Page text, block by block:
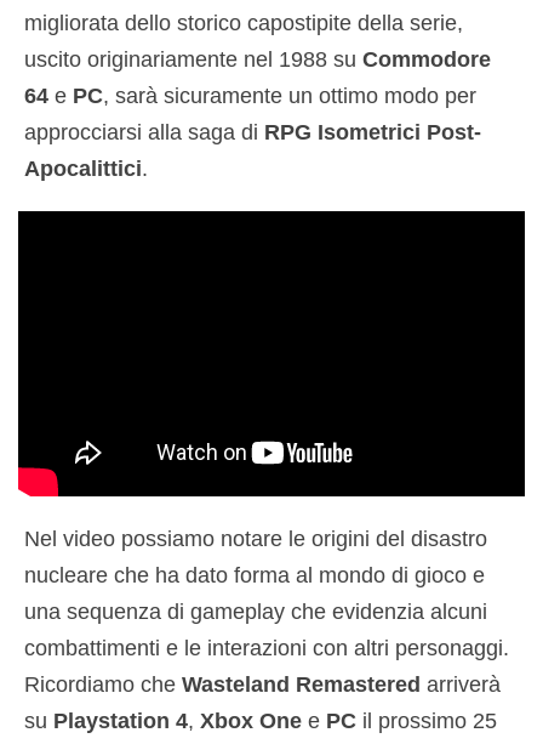
migliorata dello storico capostipite della serie,
uscito originariamente nel 1988 su Commodore
64 e PC, sarà sicuramente un ottimo modo per
approcciarsi alla saga di RPG Isometrici Post-
Apocalittici.
Nel video possiamo notare le origini del disastro
nucleare che ha dato forma al mondo di gioco e
una sequenza di gameplay che evidenzia alcuni
combattimenti e le interazioni con altri personaggi.
Ricordiamo che Wasteland Remastered arriverà
su Playstation 4, Xbox One e PC il prossimo 25